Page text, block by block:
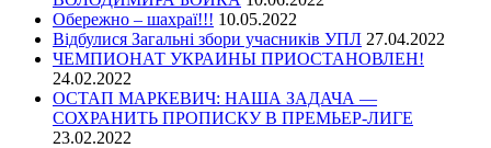
Обережно – шахраї!!! 10.05.2022
Відбулися Загальні збори учасників УПЛ 27.04.2022
ЧЕМПИОНАТ УКРАИНЫ ПРИОСТАНОВЛЕН!
24.02.2022
ОСТАП МАРКЕВИЧ: НАША ЗАДАЧА —
СОХРАНИТЬ ПРОПИСКУ В ПРЕМЬЕР-ЛИГЕ
23.02.2022